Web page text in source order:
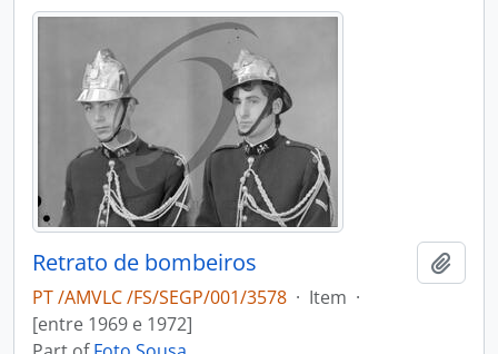
Retrato de bombeiros
PT /AMVLC /FS/SEGP/001/3578 · Item ·
[entre 1969 e 1972]